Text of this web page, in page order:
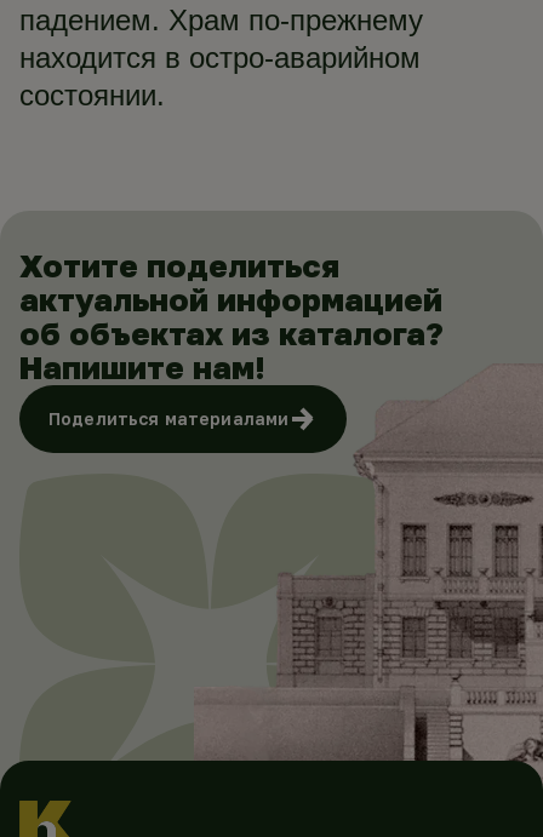
падением. Храм по-прежнему
находится в остро-аварийном
состоянии.
Хотите поделиться
актуальной информацией
об объектах из каталога?
Напишите нам!
Поделиться материалами